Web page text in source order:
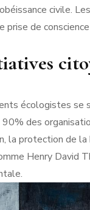
civile.
prise de
écologistes se
des
la protection de
Henry David